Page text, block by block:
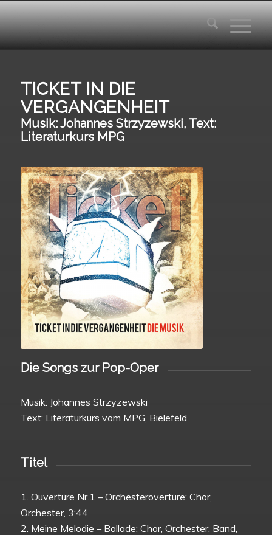
TICKET IN DIE
VERGANGENHEIT
Musik: Johannes Strzyzewski, Text:
Literaturkurs MPG
Die Songs zur Pop-Oper
Musik: Johannes Strzyzewski
Text: Literaturkurs vom MPG, Bielefeld
Titel
1. Ouvertüre Nr.1 – Orchesterovertüre: Chor,
Orchester, 3:44
2. Meine Melodie – Ballade: Chor, Orchester, Band,